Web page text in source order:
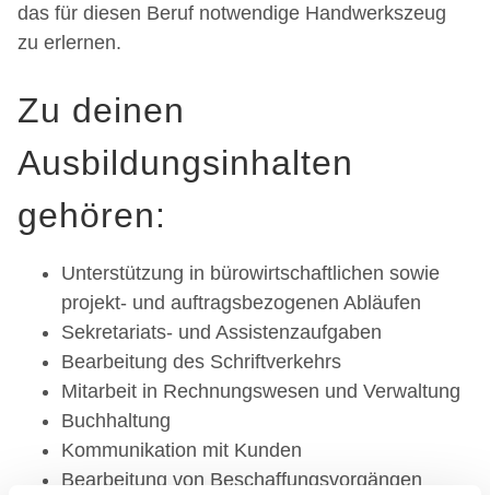
das für diesen Beruf notwendige Handwerkszeug
zu erlernen.
Zu deinen
Ausbildungsinhalten
gehören:
Unterstützung in bürowirtschaftlichen sowie
projekt- und auftragsbezogenen Abläufen
Sekretariats- und Assistenzaufgaben
Bearbeitung des Schriftverkehrs
Mitarbeit in Rechnungswesen und Verwaltung
Buchhaltung
Kommunikation mit Kunden
Bearbeitung von Beschaffungsvorgängen